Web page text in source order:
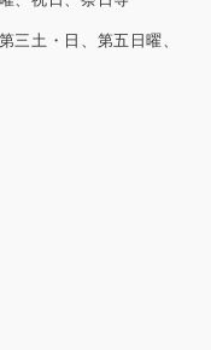
日、第五日曜、